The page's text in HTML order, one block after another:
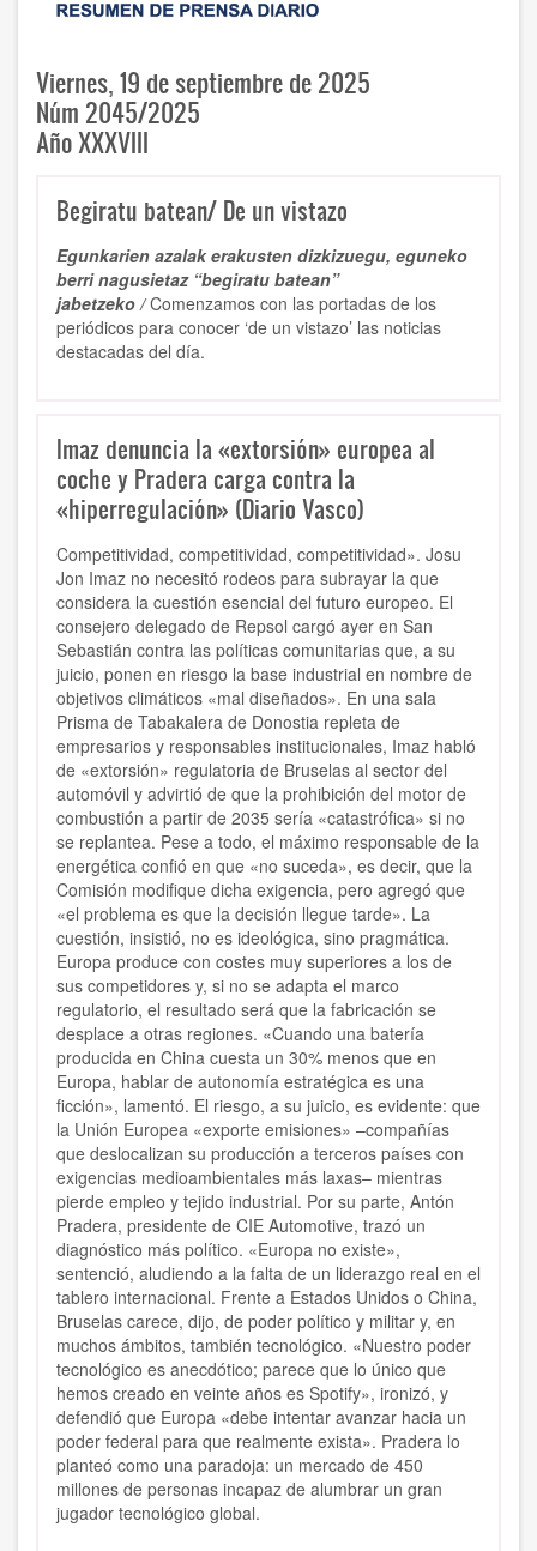
Viernes, 19 de septiembre de 2025
Núm 2045/2025
Año XXXVIII
Begiratu batean/ De un vistazo
Egunkarien azalak erakusten dizkizuegu, eguneko
berri nagusietaz “begiratu batean”
jabetzeko /Comenzamos con las portadas de los
periódicos para conocer ‘de un vistazo’ las noticias
destacadas del día.
Imaz denuncia la «extorsión» europea al
coche y Pradera carga contra la
«hiperregulación» (Diario Vasco)
Competitividad, competitividad, competitividad». Josu
Jon Imaz no necesitó rodeos para subrayar la que
considera la cuestión esencial del futuro europeo. El
consejero delegado de Repsol cargó ayer en San
Sebastián contra las políticas comunitarias que, a su
juicio, ponen en riesgo la base industrial en nombre de
objetivos climáticos «mal diseñados». En una sala
Prisma de Tabakalera de Donostia repleta de
empresarios y responsables institucionales, Imaz habló
de «extorsión» regulatoria de Bruselas al sector del
automóvil y advirtió de que la prohibición del motor de
combustión a partir de 2035 sería «catastrófica» si no
se replantea. Pese a todo, el máximo responsable de la
energética confió en que «no suceda», es decir, que la
Comisión modifique dicha exigencia, pero agregó que
«el problema es que la decisión llegue tarde». La
cuestión, insistió, no es ideológica, sino pragmática.
Europa produce con costes muy superiores a los de
sus competidores y, si no se adapta el marco
regulatorio, el resultado será que la fabricación se
desplace a otras regiones. «Cuando una batería
producida en China cuesta un 30% menos que en
Europa, hablar de autonomía estratégica es una
ficción», lamentó. El riesgo, a su juicio, es evidente: que
la Unión Europea «exporte emisiones» –compañías
que deslocalizan su producción a terceros países con
exigencias medioambientales más laxas– mientras
pierde empleo y tejido industrial. Por su parte, Antón
Pradera, presidente de CIE Automotive, trazó un
diagnóstico más político. «Europa no existe»,
sentenció, aludiendo a la falta de un liderazgo real en el
tablero internacional. Frente a Estados Unidos o China,
Bruselas carece, dijo, de poder político y militar y, en
muchos ámbitos, también tecnológico. «Nuestro poder
tecnológico es anecdótico; parece que lo único que
hemos creado en veinte años es Spotify», ironizó, y
defendió que Europa «debe intentar avanzar hacia un
poder federal para que realmente exista». Pradera lo
planteó como una paradoja: un mercado de 450
millones de personas incapaz de alumbrar un gran
jugador tecnológico global.